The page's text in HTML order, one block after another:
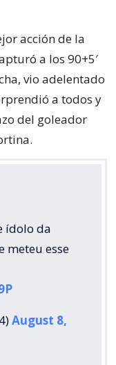
acción de la
a los 90+5′
vio adelentado
a todos y
del goleador
ídolo da
meteu esse
August 8,